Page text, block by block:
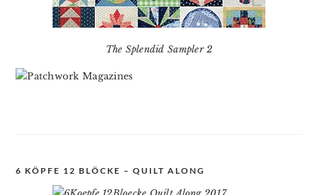
The Splendid Sampler 2
6 KÖPFE 12 BLÖCKE – QUILT ALONG